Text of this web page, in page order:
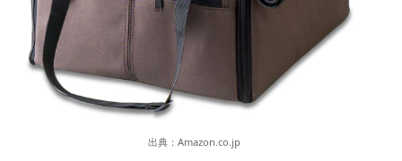
出典： Amazon.co.jp